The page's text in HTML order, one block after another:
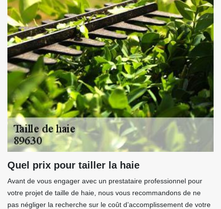
Quel prix pour tailler la haie
Avant de vous engager avec un prestataire professionnel pour
votre projet de taille de haie, nous vous recommandons de ne
pas négliger la recherche sur le coût d’accomplissement de votre